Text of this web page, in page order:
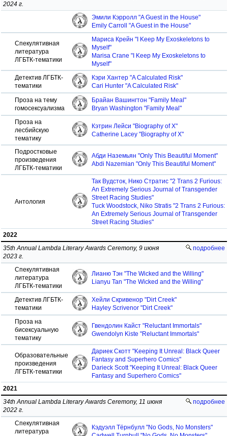
2024 г.
Эмили Кэрролл "A Guest in the House"
Emily Carroll "A Guest in the House"
Спекулятивная
литература
ЛГБТК-тематики
Мариса Крейн "I Keep My Exoskeletons to
Myself"
Marisa Crane "I Keep My Exoskeletons to
Myself"
Детектив ЛГБТК-
тематики
Кэри Хантер "A Calculated Risk"
Cari Hunter "A Calculated Risk"
Проза на тему
гомосексуализма
Брайан Вашингтон "Family Meal"
Bryan Washington "Family Meal"
Проза на
лесбийскую
тематику
Кэтрин Лейси "Biography of X"
Catherine Lacey "Biography of X"
Подростковые
произведения
ЛГБТК-тематики
Абди Наземьян "Only This Beautiful Moment"
Abdi Nazemian "Only This Beautiful Moment"
Антология
Так Вудсток, Нико Стратис "2 Trans 2 Furious:
An Extremely Serious Journal of Transgender
Street Racing Studies"
Tuck Woodstock, Niko Stratis "2 Trans 2 Furious:
An Extremely Serious Journal of Transgender
Street Racing Studies"
2022
подробнее
35th Annual Lambda Literary Awards Ceremony, 9 июня
2023 г.
Спекулятивная
литература
ЛГБТК-тематики
Лианю Тэн "The Wicked and the Willing"
Lianyu Tan "The Wicked and the Willing"
Детектив ЛГБТК-
тематики
Хейли Скривенор "Dirt Creek"
Hayley Scrivenor "Dirt Creek"
Проза на
бисексуальную
тематику
Гвендолин Кайст "Re­luctant Immortals"
Gwendolyn Kiste "Re­luctant Immortals"
Образовательные
произведения
ЛГБТК-тематики
Дариек Скотт "Keeping It Unreal: Black Queer
Fantasy and Superhero Comics"
Darieck Scott "Keeping It Unreal: Black Queer
Fantasy and Superhero Comics"
2021
подробнее
34th Annual Lambda Literary Awards Ceremony, 11 июня
2022 г.
Спекулятивная
литература
Кэдуэлл Тёрнбулл "No Gods, No Monsters"